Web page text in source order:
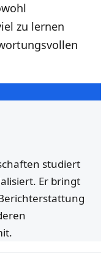
zu lernen
studiert
Er bringt